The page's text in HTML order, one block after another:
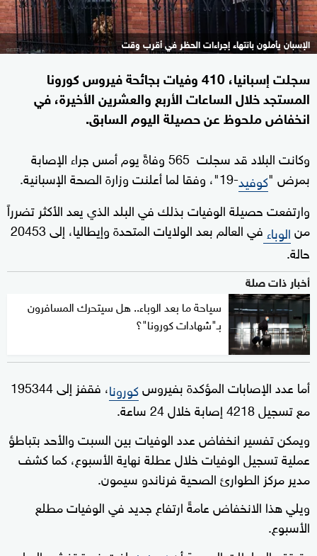
الإسبان يأملون بانتهاء إجراءات الحظر في أقرب وقت
سجلت إسبانيا، 410 وفيات بجائحة فيروس كورونا
المستجد خلال الساعات الأربع والعشرين الأخيرة، في
انخفاض ملحوظ عن حصيلة اليوم السابق.
وكانت البلاد قد سجلت 565 وفاةً يوم أمس جراء الإصابة
بمرض "كوفيد-19"، وفقا لما أعلنت وزارة الصحة الإسبانية.
وارتفعت حصيلة الوفيات بذلك في البلد الذي يعد الأكثر تضرراً
منالوباء
في العالم بعد الولايات المتحدة وإيطاليا، إلى 20453
حالة.
أخبار ذات صلة
سياحة ما بعد الوباء.. هل سيتحرك المسافرون
بـ"شهادات كورونا"؟
أما عدد الإصابات المؤكدة بفيروسكورونا
، فقفز إلى 195344
مع تسجيل 4218 إصابة خلال 24 ساعة.
ويمكن تفسير انخفاض عدد الوفيات بين السبت والأحد بتباطؤ
عملية تسجيل الوفيات خلال عطلة نهاية الأسبوع، كما كشف
مدير مركز الطوارئ الصحية فرناندو سيمون.
ويلي هذا الانخفاض عامةً ارتفاع جديد في الوفيات مطلع
الأسبوع.